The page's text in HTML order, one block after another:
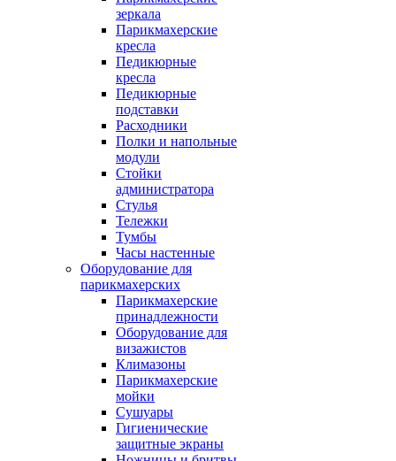
зеркала
Парикмахерские
кресла
Педикюрные
кресла
Педикюрные
подставки
Расходники
Полки и напольные
модули
Стойки
администратора
Стулья
Тележки
Тумбы
Часы настенные
Оборудование для
парикмахерских
Парикмахерские
принадлежности
Оборудование для
визажистов
Климазоны
Парикмахерские
мойки
Сушуары
Гигиенические
защитные экраны